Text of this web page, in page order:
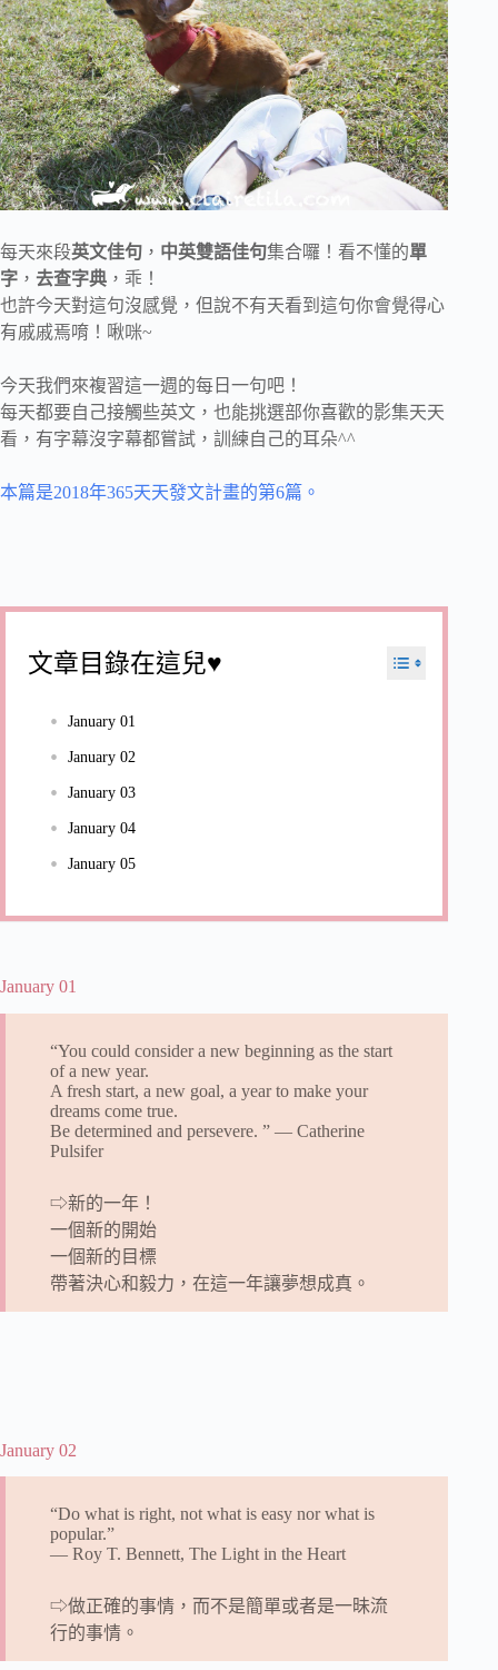
每天來段英文佳句 ， 中英雙語佳句集合囉！看不懂的單
字 ， 去查字典 ，乖！
也許今天對這句沒感覺，但說不有天看到這句你會覺得心
有戚戚焉唷！啾咪~
今天我們來複習這一週的每日一句吧！
每天都要自己接觸些英文，也能挑選部你喜歡的影集天天
看，有字幕沒字幕都嘗試，訓練自己的耳朵^^
本篇是2018年365天天發文計畫的第6篇。
文章目錄在這兒♥
January 01
January 02
January 03
January 04
January 05
January 01
“You could consider a new beginning as the start
of a new year.
A fresh start, a new goal, a year to make your
dreams come true.
Be determined and persevere. ” ― Catherine
Pulsifer
⇨新的一年！
一個新的開始
一個新的目標
帶著決心和毅力，在這一年讓夢想成真。
January 02
“Do what is right, not what is easy nor what is
popular.”
― Roy T. Bennett, The Light in the Heart
⇨做正確的事情，而不是簡單或者是一昧流
行的事情。